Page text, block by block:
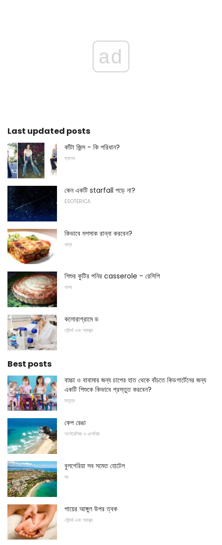
ad
Last updated posts
কাঁটা জিন্স - কি পরিধান?
ফ্যাশন
কেন একটি starfall পড়ে না?
ESOTERICA
কিভাবে মশসাক রান্না করবেন?
খাদ্য
শিশুর কুটির পনির casserole - রেসিপি
খাদ্য
কলোরাগ্রামে ড
সৌন্দর্য এবং স্বাস্থ্য
Best posts
বাচ্চা ও বাবামার জন্য চাপের হাত থেকে বাঁচতে কিডগার্টেনের জন্য
একটি শিশুকে কিভাবে প্রস্তুত করবেন?
মাতৃত্ব
কেপ রেঙা
অস্ট্রেলিয়া ও ওশেনিয়া
বুলগেরিয়া সব সমেত হোটেল
ঘর
পায়ের আঙ্গুল উপর ত্বক
সৌন্দর্য এবং স্বাস্থ্য